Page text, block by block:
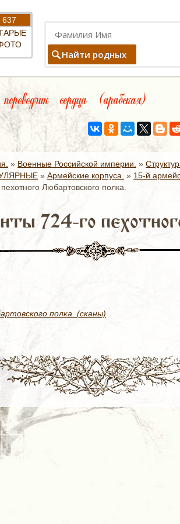
637
Найти родных
сердца (арабская)
» Военные Российской империи. »
» Армейские корпуса. » 15-й
Любартовского полка.
724-го
полка. (сканы)